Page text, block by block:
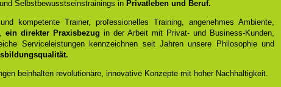
Selbstbewusstseinstrainings in Privatleben und Beruf.
kompetente Trainer, professionelles Training, angenehmes Ambiente,
ein direkter Praxisbezug in der Arbeit mit Privat- und Business-Kunden,
Serviceleistungen kennzeichnen seit Jahren unsere Philosophie und
beinhalten revolutionäre, innovative Konzepte mit hoher Nachhaltigkeit.